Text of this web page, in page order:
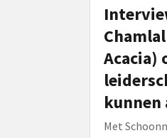
Acacia)
kunnen
Met